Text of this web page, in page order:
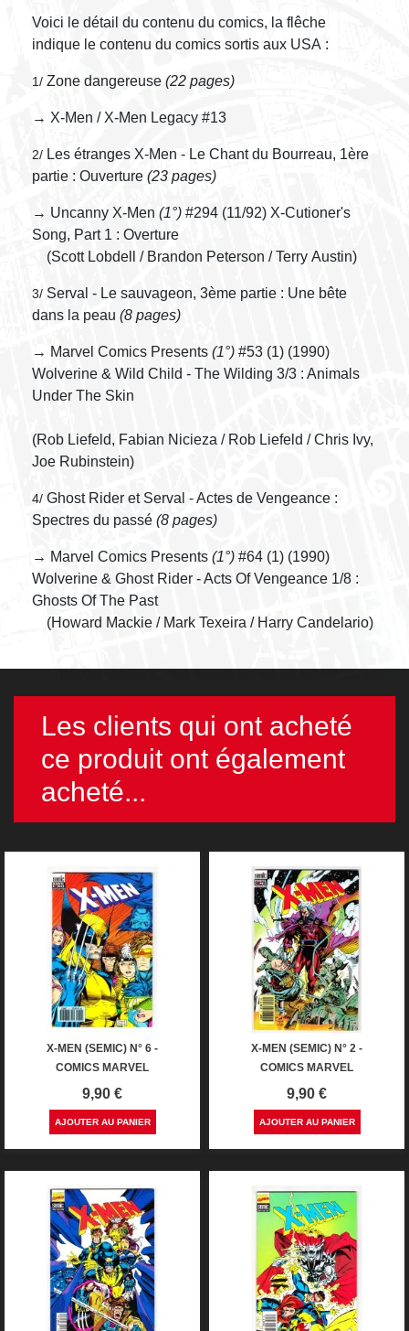
Voici le détail du contenu du comics, la flêche
indique le contenu du comics sortis aux USA :
1/ Zone dangereuse (22 pages)
→ X-Men / X-Men Legacy #13
2/ Les étranges X-Men - Le Chant du Bourreau, 1ère
partie : Ouverture (23 pages)
→ Uncanny X-Men (1°) #294 (11/92) X-Cutioner's
Song, Part 1 : Overture
(Scott Lobdell / Brandon Peterson / Terry Austin)
3/ Serval - Le sauvageon, 3ème partie : Une bête
dans la peau (8 pages)
→ Marvel Comics Presents (1°) #53 (1) (1990)
Wolverine & Wild Child - The Wilding 3/3 : Animals
Under The Skin
(Rob Liefeld, Fabian Nicieza / Rob Liefeld / Chris Ivy,
Joe Rubinstein)
4/ Ghost Rider et Serval - Actes de Vengeance :
Spectres du passé (8 pages)
→ Marvel Comics Presents (1°) #64 (1) (1990)
Wolverine & Ghost Rider - Acts Of Vengeance 1/8 :
Ghosts Of The Past
(Howard Mackie / Mark Texeira / Harry Candelario)
Les clients qui ont acheté
ce produit ont également
acheté...
X-MEN (SEMIC) N° 6 -
COMICS MARVEL
Prix
9,90 €
AJOUTER AU PANIER
X-MEN (SEMIC) N° 2 -
COMICS MARVEL
Prix
9,90 €
AJOUTER AU PANIER